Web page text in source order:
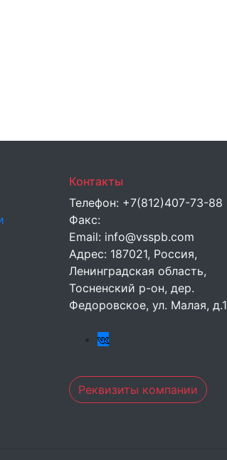
Контакты
Телефон: +7(812)407-73-88
Факс:
Email: info@vsspb.com
Адрес: 187021, Россия,
Ленинградская область,
Тосненский р-он, дер.
Федоровское, ул. Малая,
Реквизиты компании